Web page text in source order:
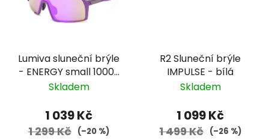
Lumiva sluneční brýle
- ENERGY small 10009
- fialová, fialové
Skladem
1 039 Kč
1 299 Kč (–20 %)
R2 Sluneční brýle
IMPULSE - bílá
Skladem
1 099 Kč
1 499 Kč (–26 %)